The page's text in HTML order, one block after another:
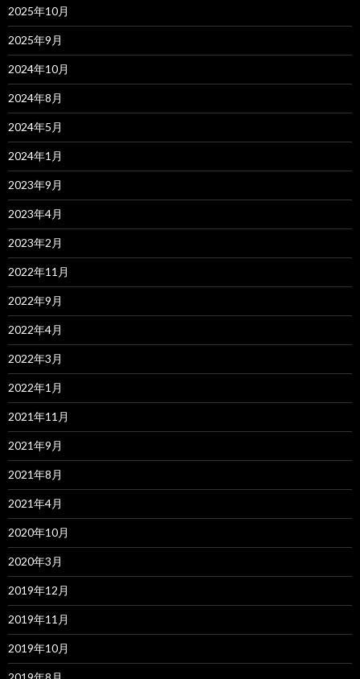
2025年10月
2025年9月
2024年10月
2024年8月
2024年5月
2024年1月
2023年9月
2023年4月
2023年2月
2022年11月
2022年9月
2022年4月
2022年3月
2022年1月
2021年11月
2021年9月
2021年8月
2021年4月
2020年10月
2020年3月
2019年12月
2019年11月
2019年10月